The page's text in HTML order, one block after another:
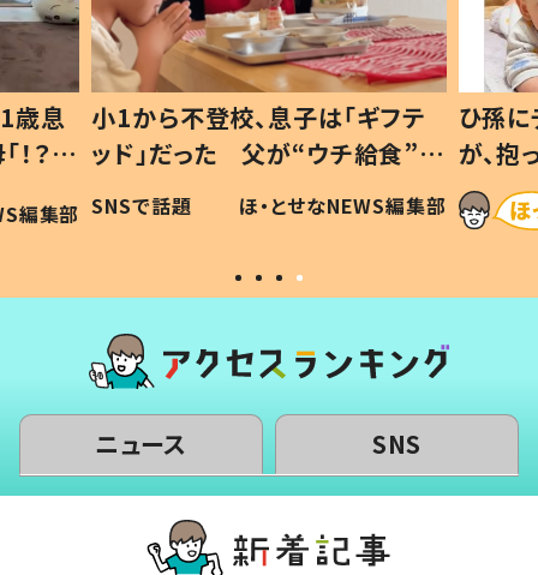
歳息
？」
編集部
小1から不登校、息子は「ギフテ
ッド」だった 父が“ウチ給食”を
作り続ける理由とは #令和の親
#令和の子
SNSで話題 ほ・とせなNEWS編集部
ひ孫
が、
「涙が
い」
ニュース SNS